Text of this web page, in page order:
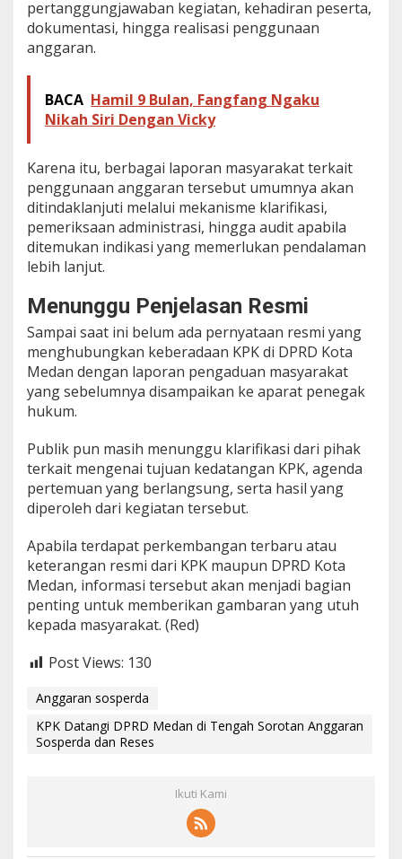
pertanggungjawaban kegiatan, kehadiran peserta,
dokumentasi, hingga realisasi penggunaan
anggaran.
BACA Hamil 9 Bulan, Fangfang Ngaku
Nikah Siri Dengan Vicky
Karena itu, berbagai laporan masyarakat terkait
penggunaan anggaran tersebut umumnya akan
ditindaklanjuti melalui mekanisme klarifikasi,
pemeriksaan administrasi, hingga audit apabila
ditemukan indikasi yang memerlukan pendalaman
lebih lanjut.
Menunggu Penjelasan Resmi
Sampai saat ini belum ada pernyataan resmi yang
menghubungkan keberadaan KPK di DPRD Kota
Medan dengan laporan pengaduan masyarakat
yang sebelumnya disampaikan ke aparat penegak
hukum.
Publik pun masih menunggu klarifikasi dari pihak
terkait mengenai tujuan kedatangan KPK, agenda
pertemuan yang berlangsung, serta hasil yang
diperoleh dari kegiatan tersebut.
Apabila terdapat perkembangan terbaru atau
keterangan resmi dari KPK maupun DPRD Kota
Medan, informasi tersebut akan menjadi bagian
penting untuk memberikan gambaran yang utuh
kepada masyarakat. (Red)
Post Views: 130
Anggaran sosperda
KPK Datangi DPRD Medan di Tengah Sorotan Anggaran
Sosperda dan Reses
Ikuti Kami